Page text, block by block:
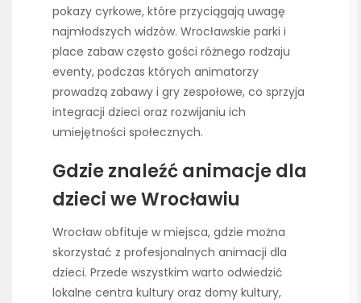
pokazy cyrkowe, które przyciągają uwagę
najmłodszych widzów. Wrocławskie parki i
place zabaw często gości różnego rodzaju
eventy, podczas których animatorzy
prowadzą zabawy i gry zespołowe, co sprzyja
integracji dzieci oraz rozwijaniu ich
umiejętności społecznych.
Gdzie znaleźć animacje dla
dzieci we Wrocławiu
Wrocław obfituje w miejsca, gdzie można
skorzystać z profesjonalnych animacji dla
dzieci. Przede wszystkim warto odwiedzić
lokalne centra kultury oraz domy kultury,